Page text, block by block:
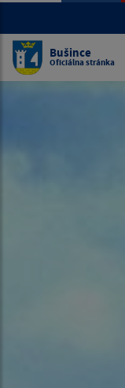
Bušince
Oficiálna stránka